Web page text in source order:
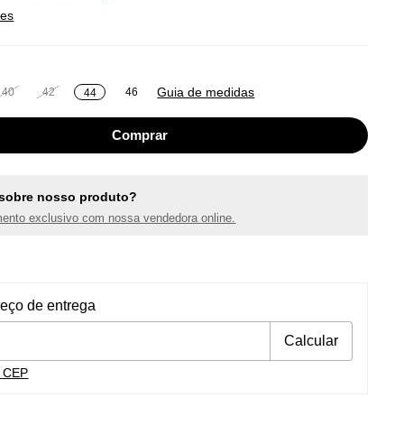
40 42 44 46 Guia de medidas
nosso produto?
exclusivo com nossa vendedora online.
o CEP:de entrega
Calcular